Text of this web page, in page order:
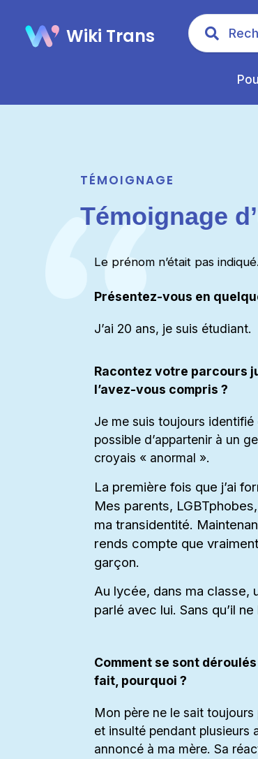
Wiki Trans
TÉMOIGNAGE
Témoignage
Le prénom n’était pas indiqué.
Présentez-vous en
J’ai 20 ans, je suis étudiant.
Racontez votre parcours
l’avez-vous compris ?
Je me suis toujours
possible d’appartenir à un
croyais « anormal ».
La première fois que j’ai
Mes parents,
ma transidentité.
rends compte que
garçon.
Au lycée, dans ma classe,
parlé avec lui. Sans qu’il
Comment se sont
fait, pourquoi ?
Mon père ne le sait toujours
et insulté pendant plusieurs
annoncé à ma mère. Sa